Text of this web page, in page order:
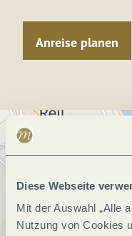
Diese Webseite
Mit der Auswahl „Alle
Nutzung von Cookies
Anreise planen